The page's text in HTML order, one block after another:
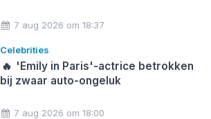
7 aug 2026 om 18:37
Celebrities
🔥 'Emily in Paris'-actrice betrokken
bij zwaar auto-ongeluk
7 aug 2026 om 18:00